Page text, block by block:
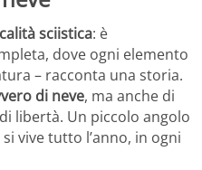
sciistica: è
dove ogni elemento
– racconta una storia.
di neve, ma anche di
libertà. Un piccolo angolo
vive tutto l’anno, in ogni